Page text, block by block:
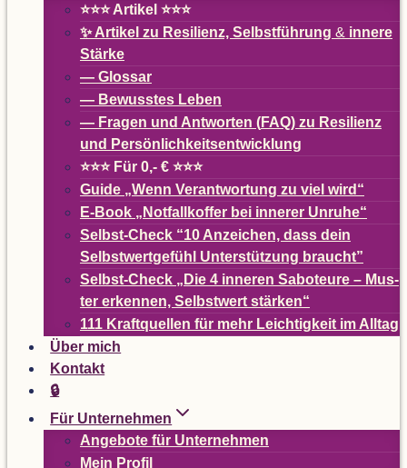
⭐⭐⭐ Arti­kel ⭐⭐⭐
✨ Arti­kel zu Resi­li­enz, Selbst­füh­rung & innere
Stärke
— Glos­sar
— Bewuss­tes Leben
— Fra­gen und Ant­wor­ten (FAQ) zu Resi­li­enz
und Persönlichkeitsentwicklung
⭐⭐⭐ Für 0,- € ⭐⭐⭐
Guide „Wenn Ver­ant­wor­tung zu viel wird“
E-Book „ Not­fall­kof­fer bei inne­rer Unruhe“
Selbst-Check “10 Anzei­chen, dass dein
Selbst­wert­ge­fühl Unter­stüt­zung braucht”
Selbst-Check „ Die 4 inne­ren Sabo­teure – Mus­
ter erken­nen, Selbst­wert stärken“
111 Kraft­quel­len für mehr Leich­tig­keit im Alltag
Über mich
Kon­takt
🔒
Für Unter­neh­men
Ange­bote für Unternehmen
Mein Pro­fil